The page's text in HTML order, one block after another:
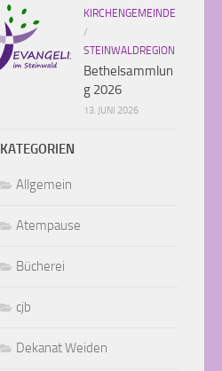
KIRCHENGEMEINDE
/
STEINWALDREGION
Bethelsammlun
g 2026
13. JUNI 2026
KATEGORIEN
Allgemein
Atempause
Bücherei
cjb
Dekanat Weiden